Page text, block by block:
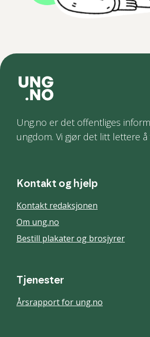
Ung.no er det offentliges
ungdom. Vi gjør det litt lettere
Kontakt og hjelp
Kontakt redaksjonen
Om ung.no
Bestill plakater og brosjyrer
Tjenester
Årsrapport for ung.no